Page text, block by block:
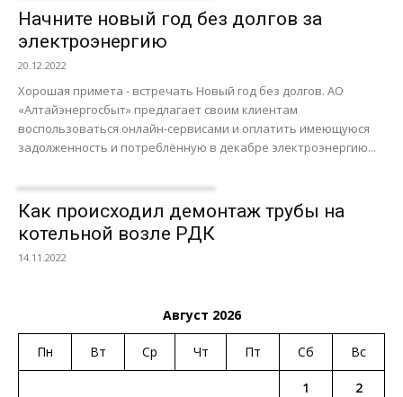
Начните новый год без долгов за
электроэнергию
20.12.2022
Хорошая примета - встречать Новый год без долгов. АО
«Алтайэнергосбыт» предлагает своим клиентам
воспользоваться онлайн-сервисами и оплатить имеющуюся
задолженность и потреблённую в декабре электроэнергию...
Как происходил демонтаж трубы на
котельной возле РДК
14.11.2022
Август 2026
Пн Вт Ср Чт Пт Сб Вс
1
2